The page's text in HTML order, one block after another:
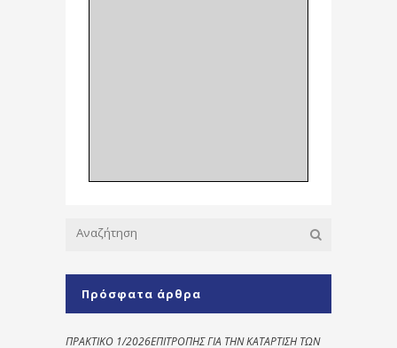
Πρόσφατα άρθρα
ΠΡΑΚΤΙΚΟ 1/2026ΕΠΙΤΡΟΠΗΣ ΓΙΑ ΤΗΝ ΚΑΤΑΡΤΙΣΗ ΤΩΝ